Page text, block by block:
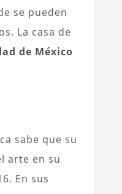
se pueden
La casa de
de México
sabe que su
arte en su
En sus